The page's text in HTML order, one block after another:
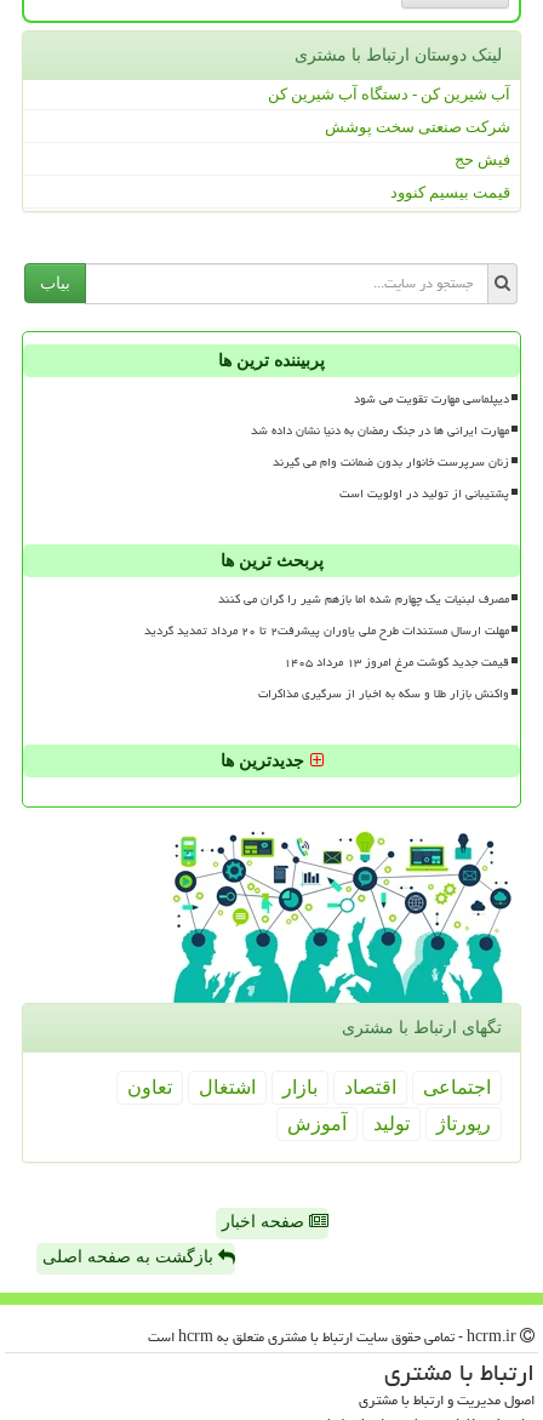
لینک دوستان ارتباط با مشتری
آب شیرین کن - دستگاه آب شیرین کن
شرکت صنعتی سخت پوشش
فیش حج
قیمت بیسیم کنوود
بیاب
پربیننده ترین ها
دیپلماسی مهارت تقویت می شود
مهارت ایرانی ها در جنگ رمضان به دنیا نشان داده شد
زنان سرپرست خانوار بدون ضمانت وام می گیرند
پشتیبانی از تولید در اولویت است
پربحث ترین ها
مصرف لبنیات یک چهارم شده اما بازهم شیر را گران می کنند
مهلت ارسال مستندات طرح ملی یاوران پیشرفت۲ تا ۲۰ مرداد تمدید گردید
قیمت جدید گوشت مرغ امروز ۱۳ مرداد ۱۴۰۵
واکنش بازار طلا و سکه به اخبار از سرگیری مذاکرات
جدیدترین ها
تگهای ارتباط با مشتری
اجتماعی اقتصاد بازار اشتغال
تعاون
رپورتاژ
تولید آموزش
صفحه اخبار
بازگشت به صفحه اصلی
ارتباط با مشتری
اصول مدیریت و ارتباط با مشتری